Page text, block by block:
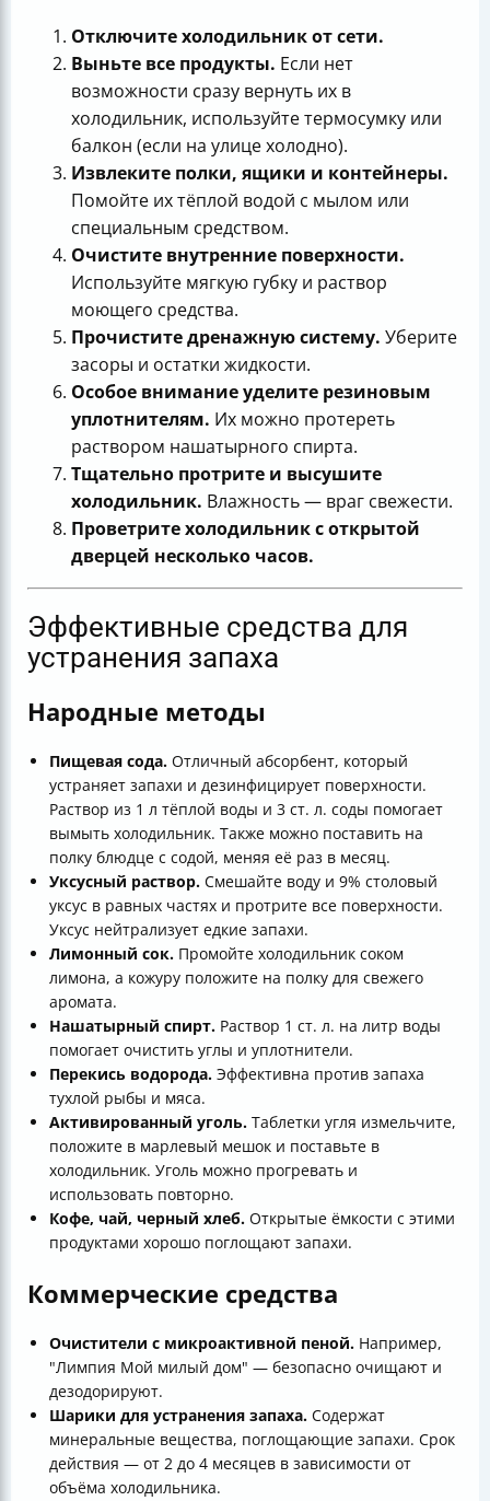
Отключите холодильник от сети.
Выньте все продукты. Если нет
возможности сразу вернуть их в
холодильник, используйте термосумку или
балкон (если на улице холодно).
Извлеките полки, ящики и контейнеры.
Помойте их тёплой водой с мылом или
специальным средством.
Очистите внутренние поверхности.
Используйте мягкую губку и раствор
моющего средства.
Прочистите дренажную систему. Уберите
засоры и остатки жидкости.
Особое внимание уделите резиновым
уплотнителям. Их можно протереть
раствором нашатырного спирта.
Тщательно протрите и высушите
холодильник. Влажность — враг свежести.
Проветрите холодильник с открытой
дверцей несколько часов.
Эффективные средства для
устранения запаха
Народные методы
Пищевая сода. Отличный абсорбент, который
устраняет запахи и дезинфицирует поверхности.
Раствор из 1 л тёплой воды и 3 ст. л. соды помогает
вымыть холодильник. Также можно поставить на
полку блюдце с содой, меняя её раз в месяц.
Уксусный раствор. Смешайте воду и 9% столовый
уксус в равных частях и протрите все поверхности.
Уксус нейтрализует едкие запахи.
Лимонный сок. Промойте холодильник соком
лимона, а кожуру положите на полку для свежего
аромата.
Нашатырный спирт. Раствор 1 ст. л. на литр воды
помогает очистить углы и уплотнители.
Перекись водорода. Эффективна против запаха
тухлой рыбы и мяса.
Активированный уголь. Таблетки угля измельчите,
положите в марлевый мешок и поставьте в
холодильник. Уголь можно прогревать и
использовать повторно.
Кофе, чай, черный хлеб. Открытые ёмкости с этими
продуктами хорошо поглощают запахи.
Коммерческие средства
Очистители с микроактивной пеной. Например,
"Лимпия Мой милый дом" — безопасно очищают и
дезодорируют.
Шарики для устранения запаха. Содержат
минеральные вещества, поглощающие запахи. Срок
действия — от 2 до 4 месяцев в зависимости от
объёма холодильника.